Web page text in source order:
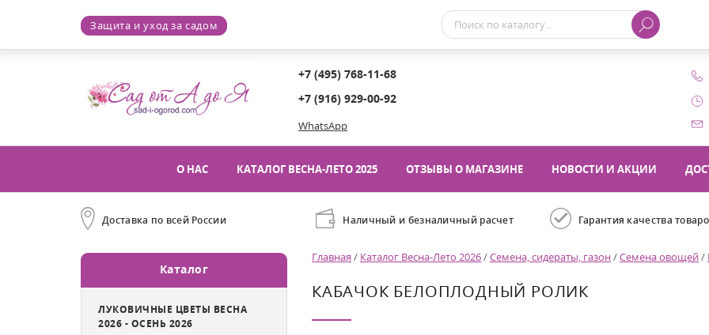
Защита и уход за садом
+7 (495) 768-11-68
+7 (916) 929-00-92
WhatsApp
О НАС КАТАЛОГ ВЕСНА-ЛЕТО 2025 ОТЗЫВЫ О МАГАЗИНЕ НОВОСТИ И АКЦИИ
Доставка по всей России Наличный и безналичный расчет Гарантия качества
Каталог
ЛУКОВИЧНЫЕ ЦВЕТЫ ВЕСНА
2026 - ОСЕНЬ 2026
Главная / Каталог Весна-Лето 2026/Семена, сидераты, газон/Семена овощей/
КАБАЧОК БЕЛОПЛОДНЫЙ РОЛИК